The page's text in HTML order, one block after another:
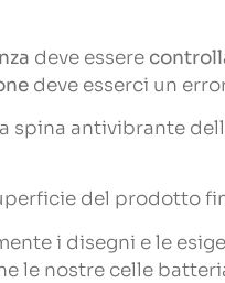
deve essere
deve esserci un
spina antivibrante
del prodotto
i disegni e le
le nostre celle